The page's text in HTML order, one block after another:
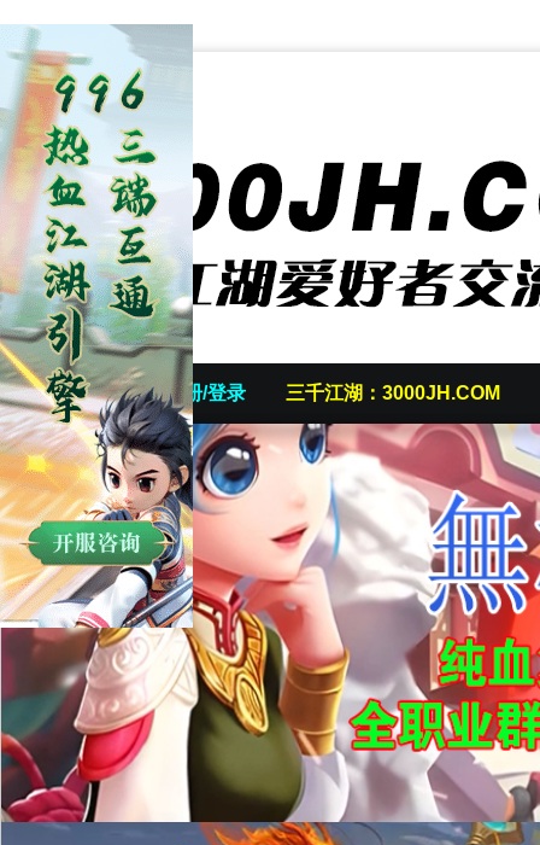
首页 发帖/注册/登录 三千江湖：3000JH.COM